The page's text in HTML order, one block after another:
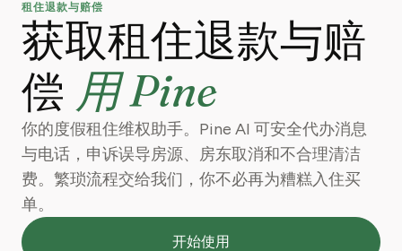
租住退款与赔偿
获取租住退款与赔
偿 用 Pine
你的度假租住维权助手。Pine AI 可安全代办消息
与电话，申诉误导房源、房东取消和不合理清洁
费。繁琐流程交给我们，你不必再为糟糕入住买
单。
开始使用